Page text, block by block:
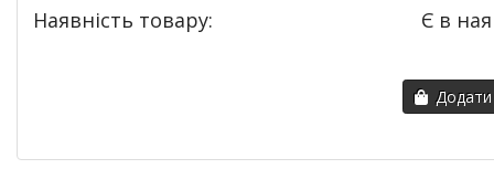
Наявність товару: Є в